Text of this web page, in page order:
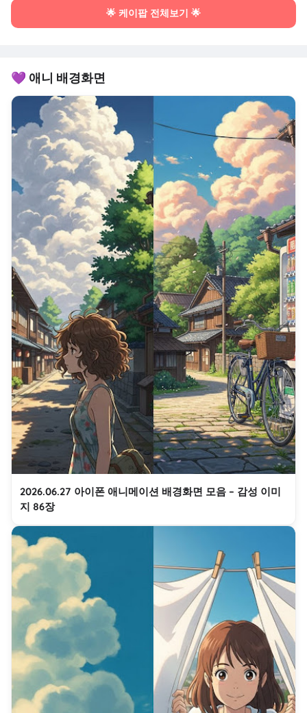
🌟 케이팝 전체보기 🌟
💜 애니 배경화면
2026.06.27 아이폰 애니메이션 배경화면 모음 – 감성 이미
지 86장